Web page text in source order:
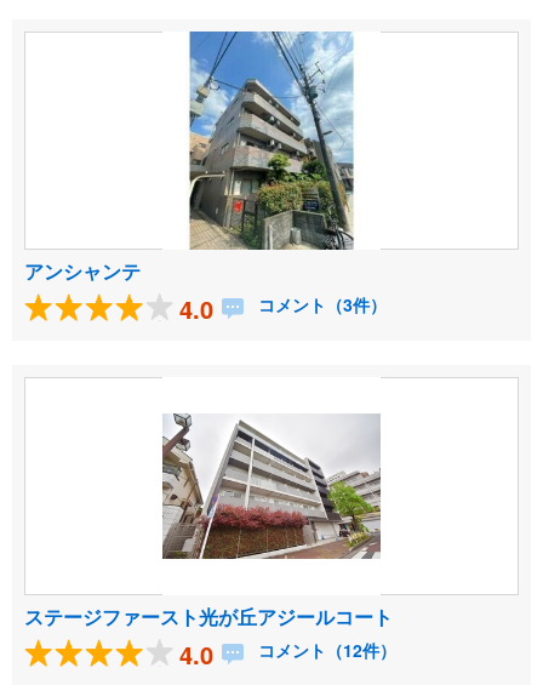
アンシャンテ
4.0 コメント（3件）
ステージファースト光が丘アジールコート
4.0 コメント（12件）